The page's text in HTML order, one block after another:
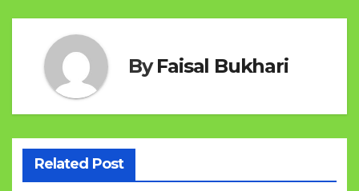
ByFaisal Bukhari
Related Post